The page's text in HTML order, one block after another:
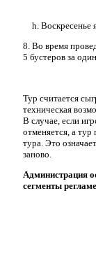
h. Воскресенье
8. Во время
5 бустеров за
Тур считается
техническая
В случае, если
отменяется, а тур
тура. Это
заново.
Администрация
сегменты